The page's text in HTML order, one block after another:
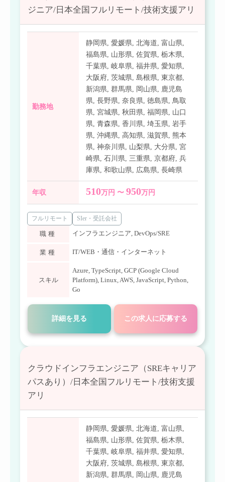
ジニア/日本全国フルリモート/技術支援アリ
勤務地
静岡県,愛媛県,北海道,富山県,
福島県, 山形県,佐賀県,栃木県,
千葉県,岐阜県,福井県,愛知県,
大阪府,茨城県,島根県,東京都,
新潟県,群馬県, 岡山県, 鹿児島
県,長野県,奈良県,徳島県,鳥取
県,宮城県,秋田県,福岡県, 山口
県,青森県,香川県,埼玉県,岩手
県,沖縄県, 高知県,滋賀県,熊本
県,神奈川県, 山梨県, 大分県,宮
崎県,石川県,三重県,京都府,兵
庫県,和歌山県, 広島県,長崎県
年収 510万円 〜950万円
フルリモート SIer・受託会社
職種 インフラエンジニア, DevOps/SRE
業種 IT/WEB・通信・インターネット
スキル
Azure, TypeScript, GCP (Google Cloud
Platform), Linux,AWS, JavaScript, Python,
Go
詳細を見る この求人に応募する
クラウドインフラエンジニア（SREキャリア
パスあり）/日本全国フルリモート/技術支援
アリ
静岡県,愛媛県,北海道,富山県,
福島県, 山形県,佐賀県,栃木県,
千葉県,岐阜県,福井県,愛知県,
大阪府,茨城県,島根県,東京都,
新潟県,群馬県, 岡山県, 鹿児島